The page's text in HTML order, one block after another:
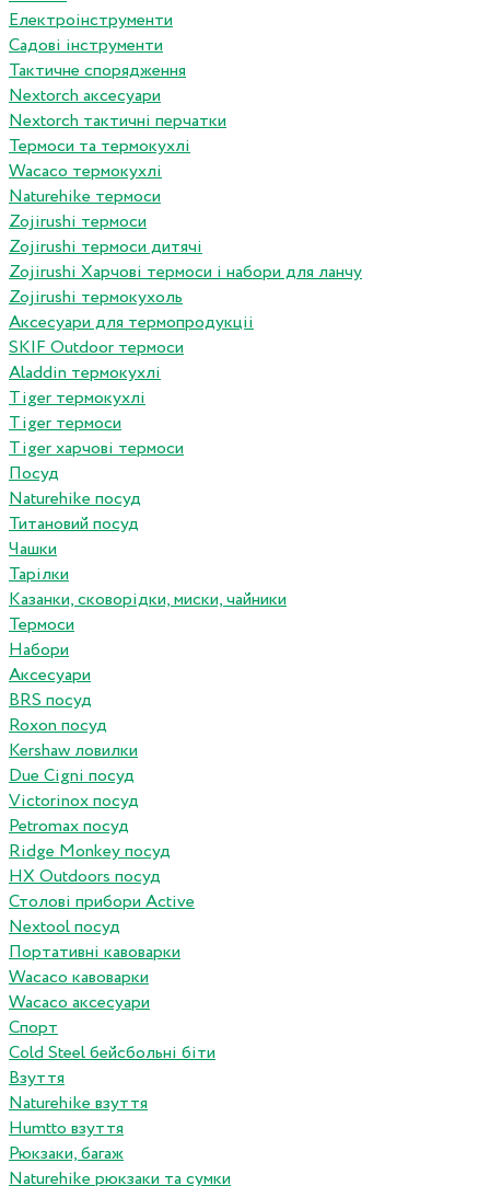
Електроінструменти
Садові інструменти
Тактичне спорядження
Nextorch аксесуари
Nextorch тактичні перчатки
Термоси та термокухлі
Wacaco термокухлі
Naturehike термоси
Zojirushi термоси
Zojirushi термоси дитячі
Zojirushi Харчові термоси і набори для ланчу
Zojirushi термокухоль
Аксесуари для термопродукціі
SKIF Outdoor термоси
Aladdin термокухлі
Tiger термокухлі
Tiger термоси
Tiger харчові термоси
Посуд
Naturehike посуд
Титановий посуд
Чашки
Тарілки
Казанки, сковорідки, миски, чайники
Термоси
Набори
Аксесуари
BRS посуд
Roxon посуд
Kershaw ловилки
Due Cigni посуд
Victorinox посуд
Petromax посуд
Ridge Monkey посуд
HX Outdoors посуд
Столові прибори Active
Nextool посуд
Портативні кавоварки
Wacaco кавоварки
Wacaco аксесуари
Спорт
Cold Steel бейсбольні біти
Взуття
Naturehike взуття
Humtto взуття
Рюкзаки, багаж
Naturehike рюкзаки та сумки